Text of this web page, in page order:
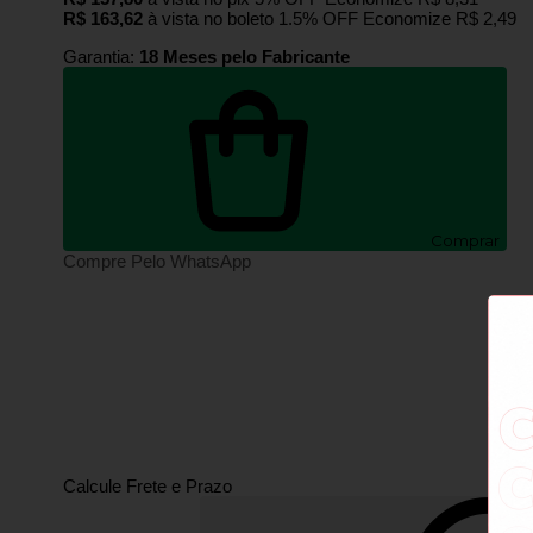
R$ 163,62 à vista no boleto 1.5% OFF Economize R$ 2,49
Garantia: 18 Meses pelo Fabricante
Comprar
Compre Pelo WhatsApp
Calcule Frete e Prazo